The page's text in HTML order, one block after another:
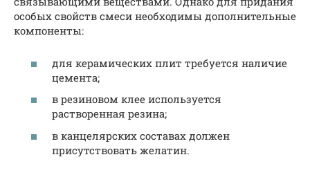
особых свойств смеси необходимы дополнительные
компоненты:
для керамических плит требуется наличие
цемента;
в резиновом клее используется
растворенная резина;
в канцелярских составах должен
присутствовать желатин.